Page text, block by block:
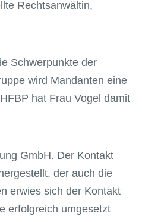
Rechtsanwältin,
Schwerpunkte der
wird Mandanten eine
hat Frau Vogel damit
GmbH. Der Kontakt
der auch die
erwies sich der Kontakt
erfolgreich umgesetzt